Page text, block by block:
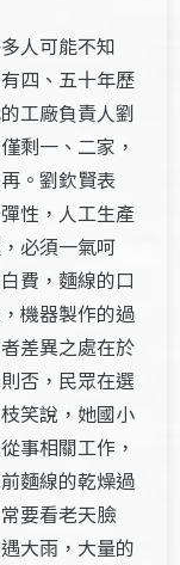
人可能不知
四、五十年歷
工廠負責人劉
剩一、二家，
。劉欽賢表
性，人工生產
必須一氣呵
費，麵線的口
機器製作的過
差異之處在於
否，民眾在選
笑說，她國小
事相關工作，
麵線的乾燥過
要看老天臉
大雨，大量的